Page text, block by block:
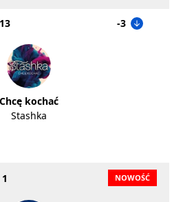
13 -3
Chcę kochać
Stashka
1